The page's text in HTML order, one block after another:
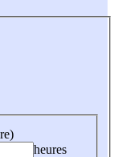
heures